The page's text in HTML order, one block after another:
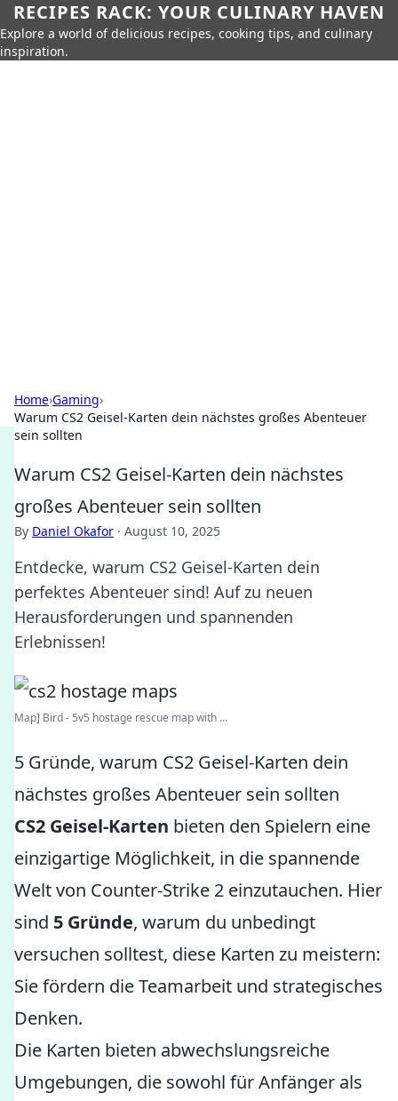
RECIPES RACK: YOUR CULINARY HAVEN
Explore a world of delicious recipes, cooking tips, and culinary
inspiration.
Home›Gaming›
Warum CS2 Geisel-Karten dein nächstes großes Abenteuer
sein sollten
Warum CS2 Geisel-Karten dein nächstes
großes Abenteuer sein sollten
By Daniel Okafor · August 10, 2025
Entdecke, warum CS2 Geisel-Karten dein
perfektes Abenteuer sind! Auf zu neuen
Herausforderungen und spannenden
Erlebnissen!
Map] Bird - 5v5 hostage rescue map with ...
5 Gründe, warum CS2 Geisel-Karten dein
nächstes großes Abenteuer sein sollten
CS2 Geisel-Karten bieten den Spielern eine
einzigartige Möglichkeit, in die spannende
Welt von Counter-Strike 2 einzutauchen. Hier
sind 5 Gründe, warum du unbedingt
versuchen solltest, diese Karten zu meistern:
Sie fördern die Teamarbeit und strategisches
Denken.
Die Karten bieten abwechslungsreiche
Umgebungen, die sowohl für Anfänger als